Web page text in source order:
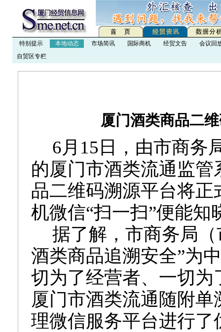
特别提示 本地动态 市场简讯 国际商机 经贸文告
会议回
自贸区专栏
厦门酒类商品二
6月15日，由市商务
的厦门市酒类流通监管
品二维码溯源平台将正
机微信“扫一扫”便能知
据了解，市商务局
酒类商品追溯安全”为
切为了经营者、一切为
厦门市酒类流通随附
理微信服务平台进行